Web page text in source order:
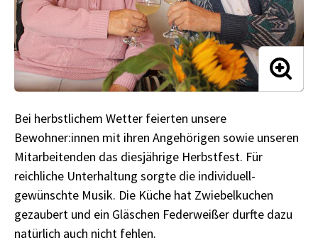
Bei herbstlichem Wetter feierten unsere
Bewohner:innen mit ihren Angehörigen sowie unseren
Mitarbeitenden das diesjährige Herbstfest. Für
reichliche Unterhaltung sorgte die individuell-
gewünschte Musik. Die Küche hat Zwiebelkuchen
gezaubert und ein Gläschen Federweißer durfte dazu
natürlich auch nicht fehlen.